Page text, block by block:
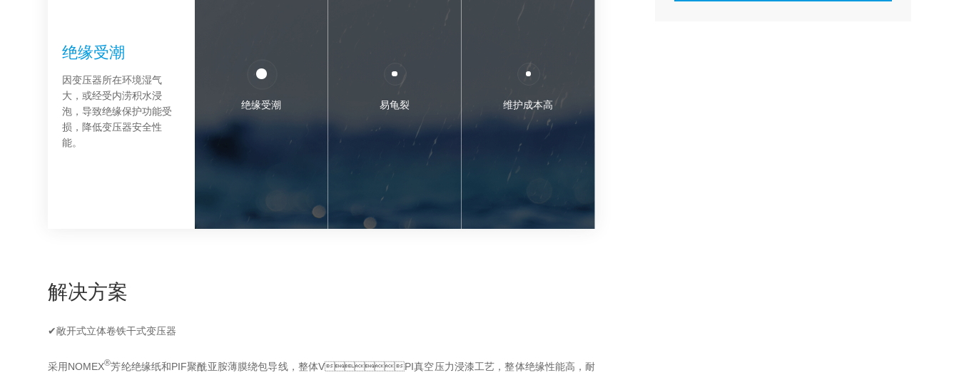
绝缘受潮
因变压器所在环境湿气
大，或经受内涝积水浸
泡，导致绝缘保护功能受
损，降低变压器安全性
能。
易龟裂
传统干式变压器使用树脂
绝缘，因材料与工艺的局
限，传统树脂绝缘层耐气
候性能力较差，遭遇极端
气候，容易引起龟裂。
维护成本高
低洼地区的传统叠铁心变
压器、平面卷铁心变压器
受洪涝积水没顶浸泡容易
受损，维修工序复杂且成
本高。
绝缘受潮 易龟裂 维护成本高
解决方案
✔敞开式立体卷铁干式变压器
采用NOMEX®芳纶绝缘纸和PIF聚酰亚胺薄膜绕包导线，整体VPI真空压力浸漆工艺，整体绝缘性能高，耐